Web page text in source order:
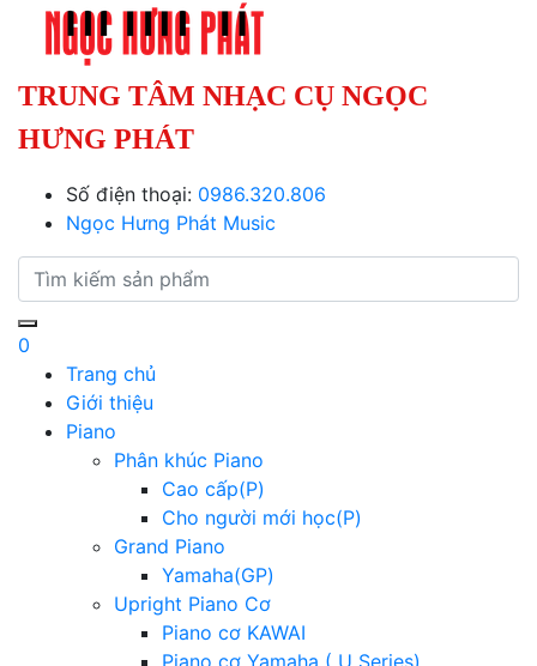
TRUNG TÂM NHẠC CỤ NGỌC
HƯNG PHÁT
Số điện thoại: 0986.320.806
Ngọc Hưng Phát Music
0
Trang chủ
Giới thiệu
Piano
Phân khúc Piano
Cao cấp(P)
Cho người mới học(P)
Grand Piano
Yamaha(GP)
Upright Piano Cơ
Piano cơ KAWAI
Piano cơ Yamaha ( U Series)